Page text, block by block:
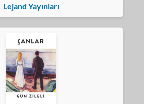
Lejand Yayınları